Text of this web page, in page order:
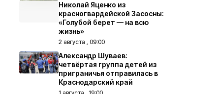
Николай Яценко из
красногвардейской Засосны:
«Голубой берет — на всю
жизнь»
2 августа , 09:00
Александр Шуваев:
четвёртая группа детей из
приграничья отправилась в
Краснодарский край